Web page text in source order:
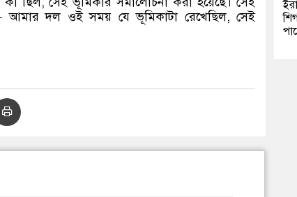
দল ওই সময় যে ভূমিকাটা রেখেছিল, সেই